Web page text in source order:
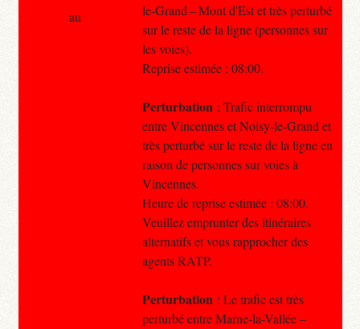
le-Grand – Mont d'Est et très perturbé
sur le reste de la ligne (personnes sur
les voies).
Reprise estimée : 08:00.
Perturbation : Trafic interrompu
entre Vincennes et Noisy-le-Grand et
très perturbé sur le reste de la ligne en
raison de personnes sur voies à
Vincennes.
Heure de reprise estimée : 08:00.
Veuillez emprunter des itinéraires
alternatifs et vous rapprocher des
agents RATP.
Perturbation : Le trafic est très
perturbé entre Marne-la-Vallée –
au